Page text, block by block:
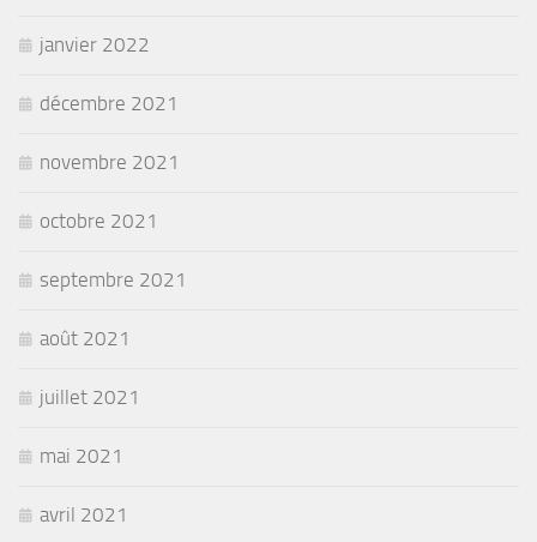
janvier 2022
décembre 2021
novembre 2021
octobre 2021
septembre 2021
août 2021
juillet 2021
mai 2021
avril 2021